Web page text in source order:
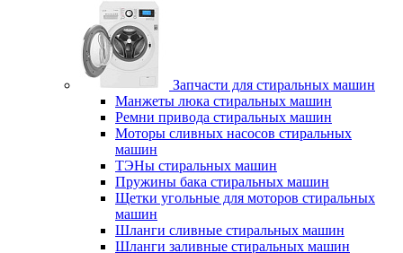
Запчасти для стиральных машин
Манжеты люка стиральных машин
Ремни привода стиральных машин
Моторы сливных насосов стиральных
машин
ТЭНы стиральных машин
Пружины бака стиральных машин
Щетки угольные для моторов стиральных
машин
Шланги сливные стиральных машин
Шланги заливные стиральных машин